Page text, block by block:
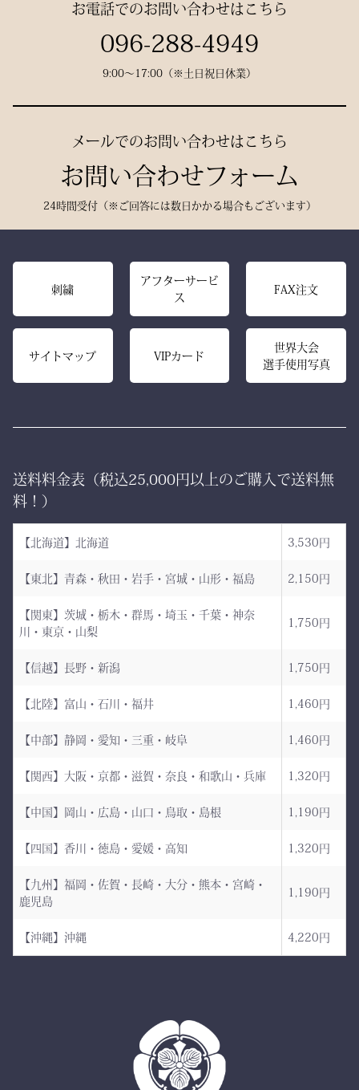
ばれた、 純日本製の誇り
生地には、埼玉・武州の老
深みある色合いと、驚くほ
どの軽やかさを兼ね備え、
手にした瞬間、ふわりと温
もりを感じる風格ある仕上
がりです。
また、日本製の高精度アイ
ロン技術と熟練の縫製によ
り、
ち姿までも凛々しく映えま
日本が世界に誇る本物の
袴、その風合いをぜひご体
感ください。
統の一着 ― 武州金橋
8800 木綿袴 ―
縫製工場
日本が誇る伝統織物 武州
金橋（8800番手 木綿生
袴。
産素材。
縫製は熊本の熟練縫製工場
✔ 日本製ならではの安心
✔ 程よい厚みと丈夫さ —
日々の稽古・大会でも安心
試合会場で竹刀袋を手に取
った瞬間、
「何だ、あれは？」と視線
感を放つ――それがベルベ
ットの力です。
派手ではない。だが、圧倒
的にかっこいい。
える竹刀袋です。
く守るクッション構造。
高密度ベルベットと日本製
「見た目だけ」では終わら
ます。
ただ運ぶための袋ではあり
これは、
とうための竹刀袋。
持つだけで気持ちが引き締
負のスイッチが入る。
――その一本を、あなたの
手に。
お電話でのお問い合わせはこちら
096-288-4949
9:00〜17:00（※土日祝日休業）
メールでのお問い合わせはこちら
お問い合わせフォーム
24時間受付（※ご回答には数日かかる場合もございます）
刺繍
アフターサービ
ス
FAX注文
サイトマップ VIPカード
世界大会
選手使用写真
送料料金表（税込25,000円以上のご購入で送料無
料！）
【北海道】北海道 3,530円
【東北】青森・秋田・岩手・宮城・山形・福島 2,150円
【関東】茨城・栃木・群馬・埼玉・千葉・神奈
川・東京・山梨
1,750円
【信越】長野・新潟 1,750円
【北陸】富山・石川・福井 1,460円
【中部】静岡・愛知・三重・岐阜 1,460円
【関西】大阪・京都・滋賀・奈良・和歌山・兵庫 1,320円
【中国】岡山・広島・山口・鳥取・島根 1,190円
【四国】香川・徳島・愛媛・高知 1,320円
【九州】福岡・佐賀・長崎・大分・熊本・宮崎・
鹿児島
1,190円
【沖縄】沖縄 4,220円